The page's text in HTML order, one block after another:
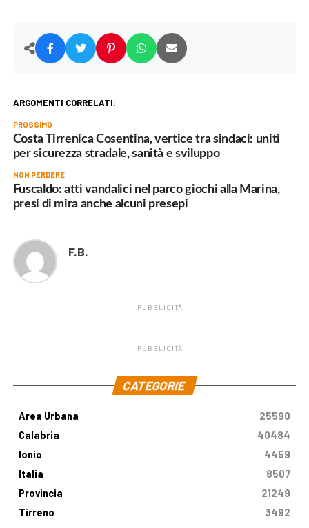
ARGOMENTI CORRELATI:
PROSSIMO
Costa Tirrenica Cosentina, vertice tra sindaci: uniti
per sicurezza stradale, sanità e sviluppo
NON PERDERE
Fuscaldo: atti vandalici nel parco giochi alla Marina,
presi di mira anche alcuni presepi
F.B.
PUBBLICITÀ
PUBBLICITÀ
CATEGORIE
Area Urbana
25590
Calabria
40484
Ionio
4459
Italia
8507
Provincia
21249
Tirreno
3492